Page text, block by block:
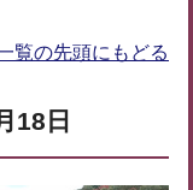
覧の先頭にもどる
18日